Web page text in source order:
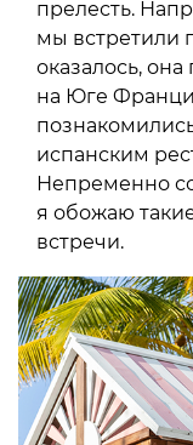
прелесть.
мы встретили
оказалось,
на Юге
испанским
Непременно
я обожаю
встречи.